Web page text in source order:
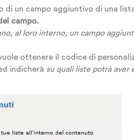
di un campo aggiuntivo di una
campo.
al loro interno, un campo
ottenere il codice di
indicherà su quali liste potrà aver